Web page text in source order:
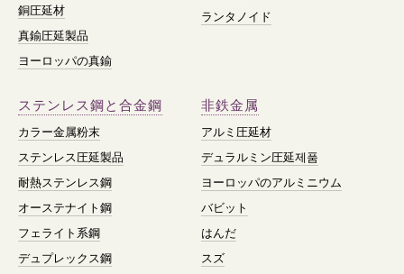
銅圧延材
真鍮圧延製品
ヨーロッパの真鍮
ランタノイド
ステンレス鋼と合金鋼
カラー金属粉末
ステンレス圧延製品
耐熱ステンレス鋼
オーステナイト鋼
フェライト系鋼
デュプレックス鋼
非鉄金属
アルミ圧延材
デュラルミン圧延제품
ヨーロッパのアルミニウム
バビット
はんだ
スズ